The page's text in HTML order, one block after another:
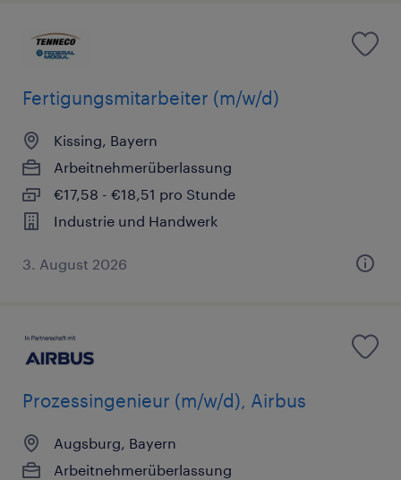
Fertigungsmitarbeiter (m/w/d)
Kissing, Bayern
Arbeitnehmerüberlassung
€17,58 - €18,51 pro Stunde
Industrie und Handwerk
3. August 2026
Prozessingenieur (m/w/d), Airbus
Augsburg, Bayern
Arbeitnehmerüberlassung